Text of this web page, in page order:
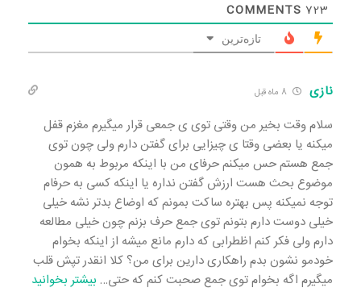
723
COMMENTS
تازه‌ترین
نازی 8 ماه قبل
سلام وقت بخیر من وقتی توی ی جمعی قرار میگیرم مغزم قفل
میکنه یا بعضی وقتا ی چیزایی برای گفتن دارم ولی چون توی
جمع هستم حس میکنم حرفای من با اینکه مربوط به همون
موضوع بحث هست ارزش گفتن نداره یا اینکه کسی به حرفام
توجه نمیکنه پس بهتره ساکت بمونم که اوضاع بدتر نشه خیلی
خیلی دوست دارم بتونم توی جمع حرف بزنم چون خیلی مطالعه
دارم ولی فکر کنم اظطرابی که دارم مانع میشه از اینکه بخوام
خودمو نشون بدم راهکاری دارین برای من؟ کلا انقدر تپش قلب
میگیرم اگه بخوام توی جمع صحبت کنم که حتی… بیشتر بخوانید